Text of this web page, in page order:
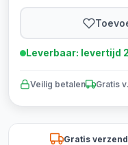
Leverbaar: levertijd
Veilig betalen Gratis
Gratis